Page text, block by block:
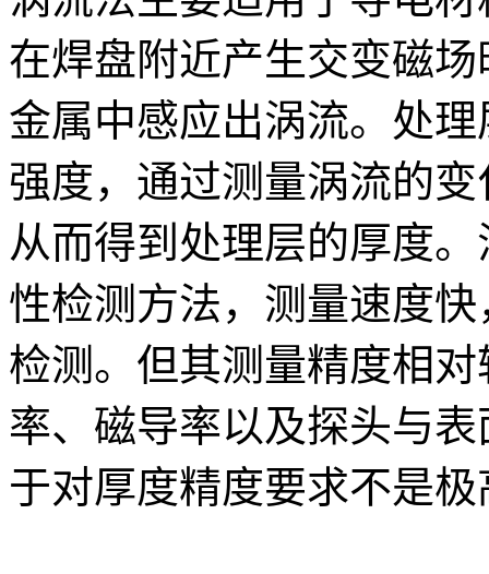
在焊盘附近产生交变磁
金属中感应出涡流。处
强度，通过测量涡流的
从而得到处理层的厚度
性检测方法，测量速度
检测。但其测量精度相
率、磁导率以及探头与
于对厚度精度要求不是